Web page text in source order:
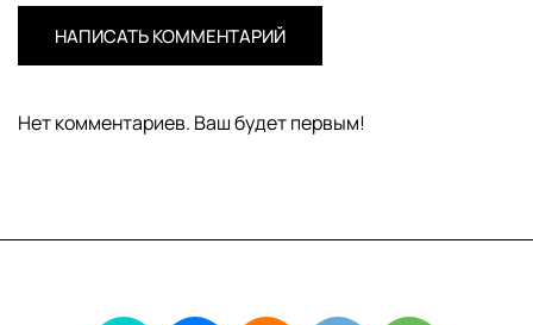
НАПИСАТЬ КОММЕНТАРИЙ
Нет комментариев. Ваш будет первым!